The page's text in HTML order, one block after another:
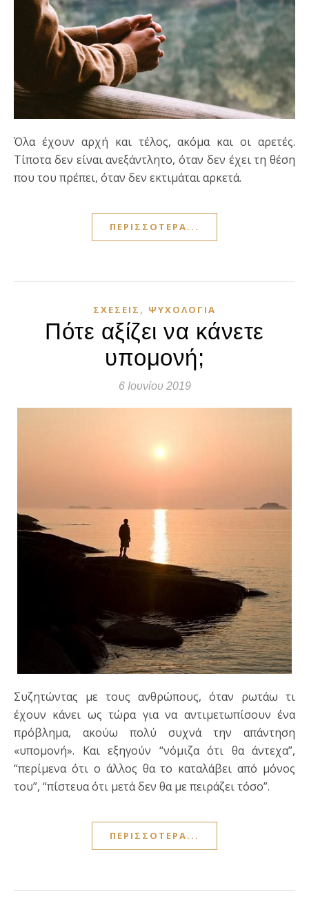
Όλα έχουν αρχή και τέλος, ακόμα και οι αρετές.
Τίποτα δεν είναι ανεξάντλητο, όταν δεν έχει τη θέση
που του πρέπει, όταν δεν εκτιμάται αρκετά.
ΠΕΡΙΣΣΌΤΕΡΑ...
ΣΧΈΣΕΙΣ , ΨΥΧΟΛΟΓΊΑ
Πότε αξίζει να κάνετε
υπομονή;
6 Ιουνίου 2019
Συζητώντας με τους ανθρώπους, όταν ρωτάω τι
έχουν κάνει ως τώρα για να αντιμετωπίσουν ένα
πρόβλημα, ακούω πολύ συχνά την απάντηση
«υπομονή». Και εξηγούν “νόμιζα ότι θα άντεχα”,
“περίμενα ότι ο άλλος θα το καταλάβει από μόνος
του”, “πίστευα ότι μετά δεν θα με πειράζει τόσο”.
ΠΕΡΙΣΣΌΤΕΡΑ...